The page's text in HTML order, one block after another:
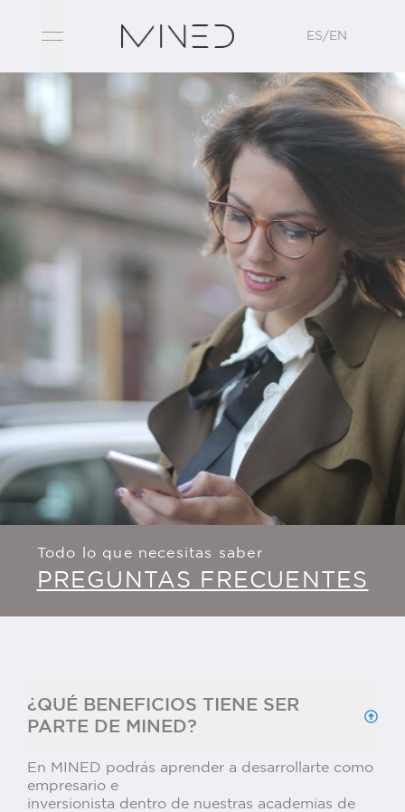
open navigation menu
ES/EN
Todo lo que necesitas saber
PREGUNTAS FRECUENTES
¿QUÉ BENEFICIOS TIENE SER
PARTE DE MINED?
En MINED podrás aprender a desarrollarte como
empresario e
inversionista dentro de nuestras academias de